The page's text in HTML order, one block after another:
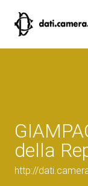
della
http://